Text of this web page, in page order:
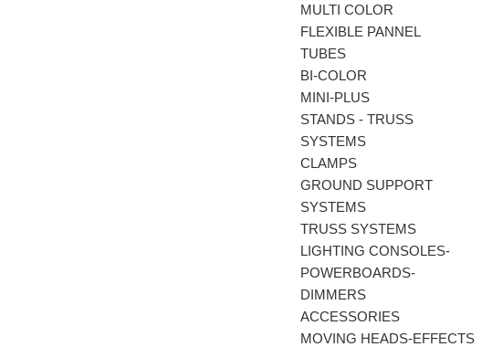
MULTI COLOR
FLEXIBLE PANNEL
TUBES
BI-COLΟR
MINI-PLUS
STANDS - TRUSS
SYSTEMS
CLAMPS
GROUND SUPPORT
SYSTEMS
TRUSS SYSTEMS
LIGHTING CONSOLES-
POWERBOARDS-
DIMMERS
ACCESSORIES
MOVING HEADS-EFFECTS